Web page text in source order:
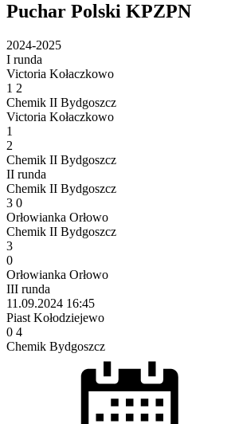
Puchar Polski KPZPN
2024-2025
I runda
Victoria Kołaczkowo
1 2
Chemik II Bydgoszcz
Victoria Kołaczkowo
1
2
Chemik II Bydgoszcz
II runda
Chemik II Bydgoszcz
3 0
Orłowianka Orłowo
Chemik II Bydgoszcz
3
0
Orłowianka Orłowo
III runda
11.09.2024 16:45
Piast Kołodziejewo
0 4
Chemik Bydgoszcz